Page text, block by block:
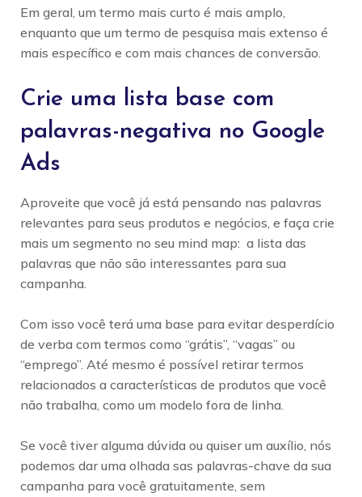
Em geral, um termo mais curto é mais amplo,
enquanto que um termo de pesquisa mais extenso é
mais específico e com mais chances de conversão.
Crie uma lista base com
palavras-negativa no Google
Ads
Aproveite que você já está pensando nas palavras
relevantes para seus produtos e negócios, e faça crie
mais um segmento no seu mind map: a lista das
palavras que não são interessantes para sua
campanha.
Com isso você terá uma base para evitar desperdício
de verba com termos como “grátis”, “vagas” ou
“emprego”. Até mesmo é possível retirar termos
relacionados a características de produtos que você
não trabalha, como um modelo fora de linha.
Se você tiver alguma dúvida ou quiser um auxílio, nós
podemos dar uma olhada sas palavras-chave da sua
campanha para você gratuitamente, sem